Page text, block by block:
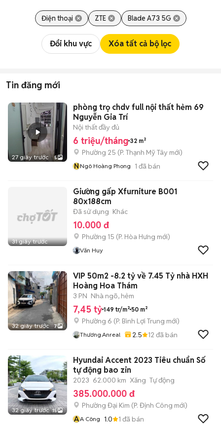
Điện thoại ZTE Blade A73 5G
Đổi khu vực Xóa tất cả bộ lọc
Tin đăng mới
27 giây trước 5
phòng trọ chdv full nội thất hẻm 69
Nguyễn Gia Trí
Nội thất đầy đủ
6 triệu/tháng 32 m²
Phường 25 (P. Thạnh Mỹ Tây mới)
NNgô Hoàng Phong 1 đã bán
31 giây trước
Giường gấp Xfurniture B001
80x188cm
Đã sử dụng Khác
10.000 đ
Phường 15 (P. Hòa Hưng mới)
Văn Huy
32 giây trước 7
VIP 50m2 -8.2 tỷ về 7.45 Tỷ nhà HXH
Hoàng Hoa Thám
3 PN Nhà ngõ, hẻm
7,45 tỷ 149 tr/m² 50 m²
Phường 6 (P. Bình Lợi Trung mới)
Thương.anreal 2.5 12 đã bán
32 giây trước 15
Hyundai Accent 2023 Tiêu chuẩn Số
tự động bao zin
2023 62.000 km Xăng Tự động
385.000.000 đ
Phường Đại Kim (P. Định Công mới)
AA Công 1.0 1 đã bán